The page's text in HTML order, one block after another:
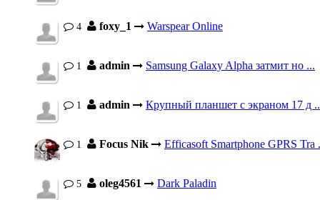
4 foxy_1 Warspear Online
1 admin Samsung Galaxy Alpha затмит но ...
1 admin Крупный планшет с экраном 17 д
1 Focus Nik Efficasoft Smartphone GPRS Tra
5 oleg4561 Dark Paladin